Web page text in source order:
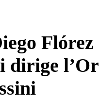
Flórez
dirige